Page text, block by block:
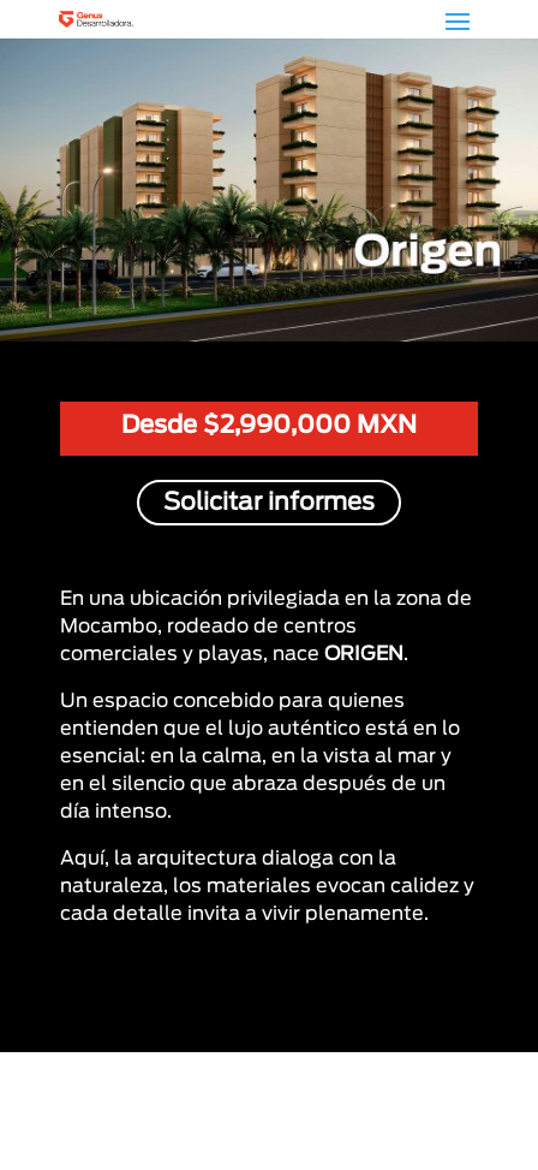
Desde $2,990,000 MXN
Solicitar informes
En una ubicación privilegiada en la zona de
Mocambo, rodeado de centros
comerciales y playas, nace ORIGEN .
Un espacio concebido para quienes
entienden que el lujo auténtico está en lo
esencial: en la calma, en la vista al mar y
en el silencio que abraza después de un
día intenso.
Aquí, la arquitectura dialoga con la
naturaleza, los materiales evocan calidez y
cada detalle invita a vivir plenamente.